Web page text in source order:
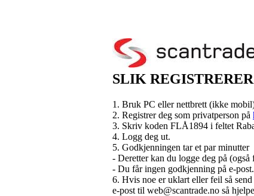
SLIK
1. Bruk PC eller nettbrett (ikke
2. Registrer deg som privatperson på
3. Skriv koden FLÅ1894 i feltet
4. Logg deg ut.
5. Godkjenningen tar et par minutter
- Deretter kan du logge deg på
- Du får ingen godkjenning på e-post.
6. Hvis noe er uklart eller feil så send
e-post til web@scantrade.no så